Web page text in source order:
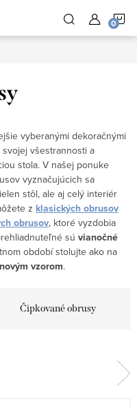
vyberanými dekoračnými
všestrannosti a
stola. V našej ponuke
vyznačujúcich sa
stôl, ale aj celý interiér
z klasických obrusov
obrusov, ktoré vyzdobia
sú vianočné
období stolujte ako na
vzorom.
Čipkované obrusy